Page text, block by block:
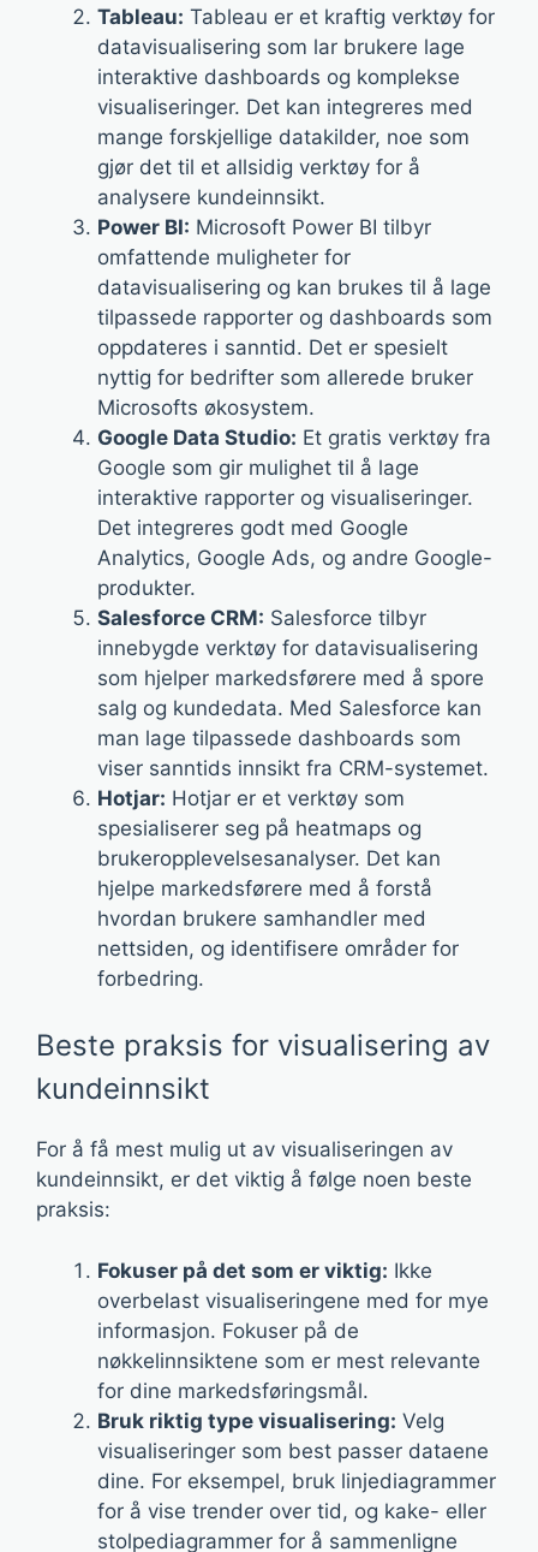
Tableau: Tableau er et kraftig verktøy for
datavisualisering som lar brukere lage
interaktive dashboards og komplekse
visualiseringer. Det kan integreres med
mange forskjellige datakilder, noe som
gjør det til et allsidig verktøy for å
analysere kundeinnsikt.
Power BI: Microsoft Power BI tilbyr
omfattende muligheter for
datavisualisering og kan brukes til å lage
tilpassede rapporter og dashboards som
oppdateres i sanntid. Det er spesielt
nyttig for bedrifter som allerede bruker
Microsofts økosystem.
Google Data Studio: Et gratis verktøy fra
Google som gir mulighet til å lage
interaktive rapporter og visualiseringer.
Det integreres godt med Google
Analytics, Google Ads, og andre Google-
produkter.
Salesforce CRM: Salesforce tilbyr
innebygde verktøy for datavisualisering
som hjelper markedsførere med å spore
salg og kundedata. Med Salesforce kan
man lage tilpassede dashboards som
viser sanntids innsikt fra CRM-systemet.
Hotjar: Hotjar er et verktøy som
spesialiserer seg på heatmaps og
brukeropplevelsesanalyser. Det kan
hjelpe markedsførere med å forstå
hvordan brukere samhandler med
nettsiden, og identifisere områder for
forbedring.
Beste praksis for visualisering av
kundeinnsikt
For å få mest mulig ut av visualiseringen av
kundeinnsikt, er det viktig å følge noen beste
praksis:
Fokuser på det som er viktig: Ikke
overbelast visualiseringene med for mye
informasjon. Fokuser på de
nøkkelinnsiktene som er mest relevante
for dine markedsføringsmål.
Bruk riktig type visualisering: Velg
visualiseringer som best passer dataene
dine. For eksempel, bruk linjediagrammer
for å vise trender over tid, og kake- eller
stolpediagrammer for å sammenligne